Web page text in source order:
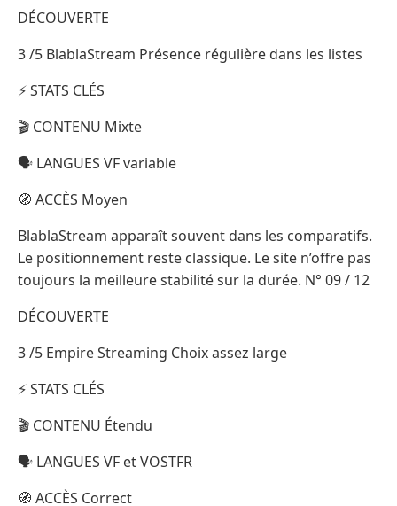
DÉCOUVERTE
3 /5 BlablaStream Présence régulière dans les listes
⚡ STATS CLÉS
🎬 CONTENU Mixte
🗣️ LANGUES VF variable
🧭 ACCÈS Moyen
BlablaStream apparaît souvent dans les comparatifs.
Le positionnement reste classique. Le site n’offre pas
toujours la meilleure stabilité sur la durée. N° 09 / 12
DÉCOUVERTE
3 /5 Empire Streaming Choix assez large
⚡ STATS CLÉS
🎬 CONTENU Étendu
🗣️ LANGUES VF et VOSTFR
🧭 ACCÈS Correct